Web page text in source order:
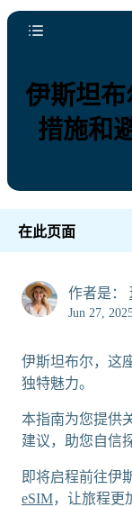
伊斯坦
措施和
在此页面
作者是：
Jun 27,
伊斯坦布尔，这
独特魅力。
本指南为您提供
建议，助您自信
即将启程前往伊
eSIM，让旅程更